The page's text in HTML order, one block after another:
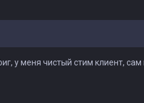
у меня чистый стим клиент, сам